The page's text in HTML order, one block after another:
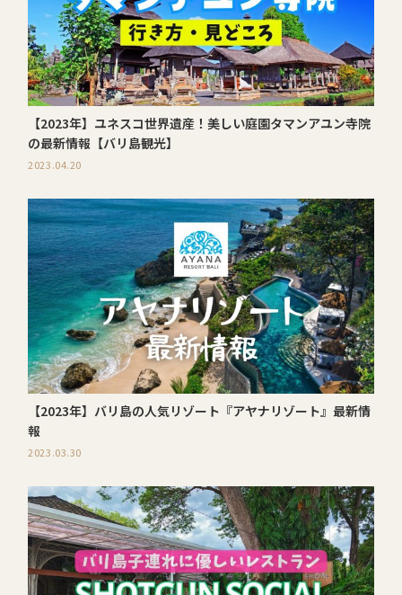
【2023年】ユネスコ世界遺産！美しい庭園タマンアユン寺院
の最新情報【バリ島観光】
2023.04.20
【2023年】バリ島の人気リゾート『アヤナリゾート』最新情
報
2023.03.30